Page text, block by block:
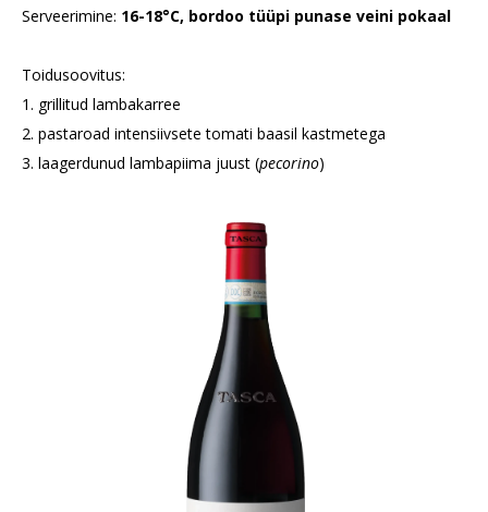
Serveerimine: 16-18°C, bordoo tüüpi punase veini pokaal
Toidusoovitus:
1. grillitud lambakarree
2. pastaroad intensiivsete tomati baasil kastmetega
3. laagerdunud lambapiima juust (pecorino)